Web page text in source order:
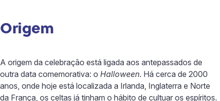
Origem
A origem da celebração está ligada aos antepassados de
outra data comemorativa: o Halloween. Há cerca de 2000
anos, onde hoje está localizada a Irlanda, Inglaterra e Norte
da França, os celtas já tinham o hábito de cultuar os espíritos.